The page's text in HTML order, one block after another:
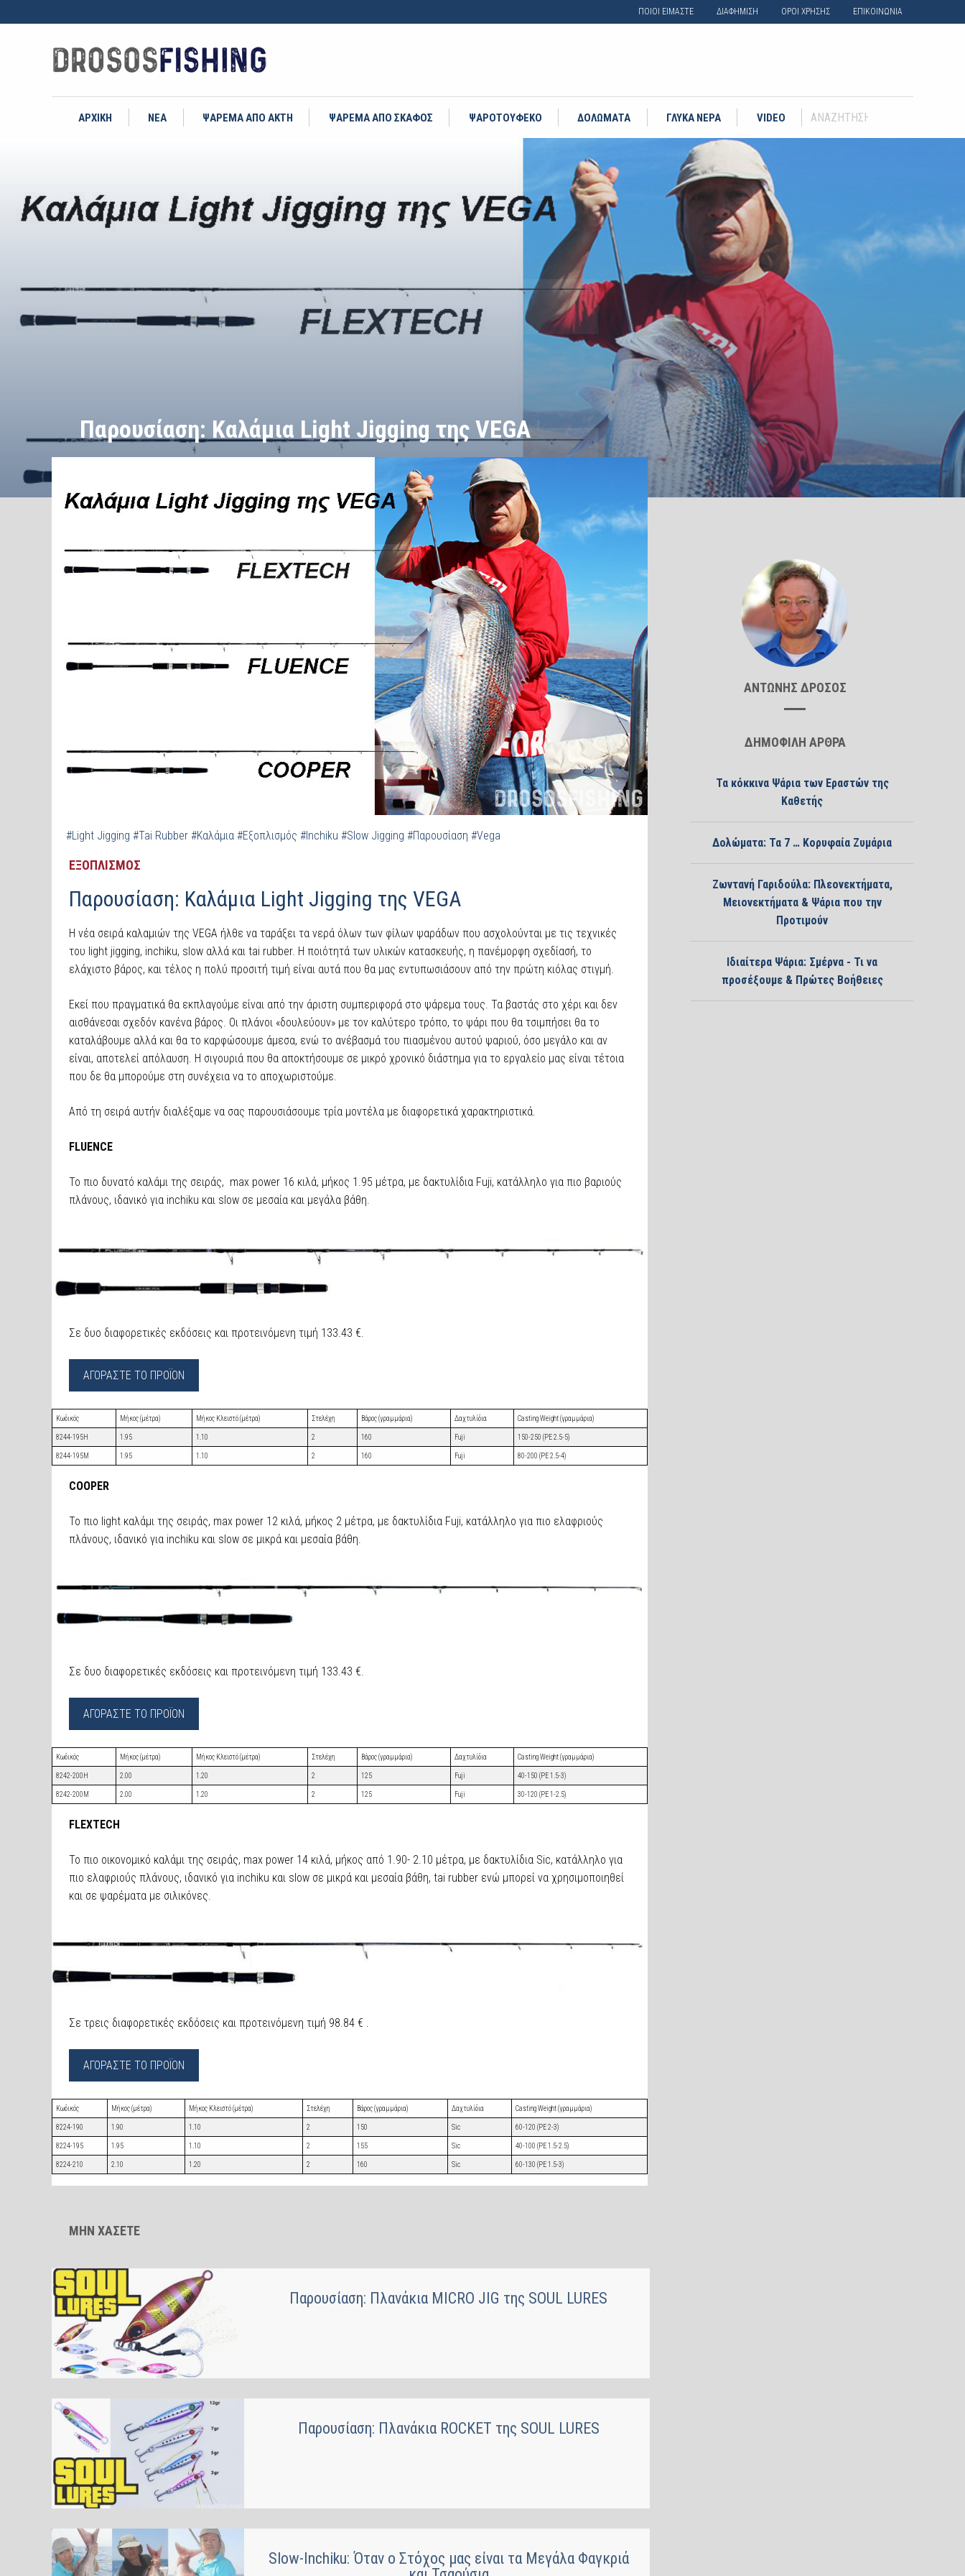
ΠΟΙΟΙ ΕΙΜΑΣΤΕ ΔΙΑΦΗΜΙΣΗ ΟΡΟΙ ΧΡΗΣΗΣ ΕΠΙΚΟΙΝΩΝΙΑ
ΑΡΧΙΚΗ ΝΕΑ ΨΑΡΕΜΑ ΑΠΟ ΑΚΤΗ ΨΑΡΕΜΑ ΑΠΟ ΣΚΑΦΟΣ ΨΑΡΟΤΟΥΦΕΚΟ ΔΟΛΩΜΑΤΑ ΓΛΥΚΑ ΝΕΡΑ VIDEO
Παρουσίαση: Καλάμια Light Jigging της VEGA
#Light Jigging #Tai Rubber #Καλάμια #Εξοπλισμός #Inchiku #Slow Jigging #Παρουσίαση #Vega
ΕΞΟΠΛΙΣΜΟΣ
Παρουσίαση: Καλάμια Light Jigging της VEGA
Η νέα σειρά καλαμιών της VEGA ήλθε να ταράξει τα νερά όλων των φίλων ψαράδων που ασχολούνται με τις τεχνικές
του light jigging, inchiku, slow αλλά και tai rubber. Η ποιότητά των υλικών κατασκευής, η πανέμορφη σχεδίασή, το
ελάχιστο βάρος, και τέλος η πολύ προσιτή τιμή είναι αυτά που θα μας εντυπωσιάσουν από την πρώτη κιόλας στιγμή.
Εκεί που πραγματικά θα εκπλαγούμε είναι από την άριστη συμπεριφορά στο ψάρεμα τους. Τα βαστάς στο χέρι και δεν
αισθάνεσαι σχεδόν κανένα βάρος. Οι πλάνοι «δουλεύουν» με τον καλύτερο τρόπο, το ψάρι που θα τσιμπήσει θα το
καταλάβουμε αλλά και θα το καρφώσουμε άμεσα, ενώ το ανέβασμά του πιασμένου αυτού ψαριού, όσο μεγάλο και αν
είναι, αποτελεί απόλαυση. Η σιγουριά που θα αποκτήσουμε σε μικρό χρονικό διάστημα για το εργαλείο μας είναι τέτοια
που δε θα μπορούμε στη συνέχεια να το αποχωριστούμε.
Από τη σειρά αυτήν διαλέξαμε να σας παρουσιάσουμε τρία μοντέλα με διαφορετικά χαρακτηριστικά.
FLUENCE
Το πιο δυνατό καλάμι της σειράς, max power 16 κιλά, μήκος 1.95 μέτρα, με δακτυλίδια Fuji, κατάλληλο για πιο βαριούς
πλάνους, ιδανικό για inchiku και slow σε μεσαία και μεγάλα βάθη.
Σε δυο διαφορετικές εκδόσεις και προτεινόμενη τιμή 133.43 €.
ΑΓΟΡΑΣΤΕ ΤΟ ΠΡΟΪΟΝ
Κωδικός Μήκος (μέτρα) Μήκος Κλειστό (μέτρα) Στελέχη Βάρος (γραμμάρια) Δαχτυλίδια Casting Weight (γραμμάρια)
8244-195H 1.95 1.10 2 160 Fuji 150-250 (PE 2.5-5)
8244-195M 1.95 1.10 2 160 Fuji 80-200 (PE 2.5-4)
COOPER
Το πιο light καλάμι της σειράς, max power 12 κιλά, μήκος 2 μέτρα, με δακτυλίδια Fuji, κατάλληλο για πιο ελαφριούς
πλάνους, ιδανικό για inchiku και slow σε μικρά και μεσαία βάθη.
Σε δυο διαφορετικές εκδόσεις και προτεινόμενη τιμή 133.43 €.
ΑΓΟΡΑΣΤΕ ΤΟ ΠΡΟΪΟΝ
Κωδικός Μήκος (μέτρα) Μήκος Κλειστό (μέτρα) Στελέχη Βάρος (γραμμάρια) Δαχτυλίδια Casting Weight (γραμμάρια)
8242-200H 2.00 1.20 2 125 Fuji 40-150 (PE 1.5-3)
8242-200M 2.00 1.20 2 125 Fuji 30-120 (PE 1-2.5)
FLEXTECH
Το πιο οικονομικό καλάμι της σειράς, max power 14 κιλά, μήκος από 1.90- 2.10 μέτρα, με δακτυλίδια Sic, κατάλληλο για
πιο ελαφριούς πλάνους, ιδανικό για inchiku και slow σε μικρά και μεσαία βάθη, tai rubber ενώ μπορεί να χρησιμοποιηθεί
και σε ψαρέματα με σιλικόνες.
Σε τρεις διαφορετικές εκδόσεις και προτεινόμενη τιμή 98.84 € .
ΑΓΟΡΑΣΤΕ ΤΟ ΠΡΟΪΟΝ
Κωδικός Μήκος (μέτρα) Μήκος Κλειστό (μέτρα) Στελέχη Βάρος (γραμμάρια) Δαχτυλίδια Casting Weight (γραμμάρια)
8224-190 1.90 1.10 2 150 Sic 60-120 (PE 2-3)
8224-195 1.95 1.10 2 155 Sic 40-100 (PE 1.5-2.5)
8224-210 2.10 1.20 2 160 Sic 60-130 (PE 1.5-3)
ΜΗΝ ΧΑΣΕΤΕ
Παρουσίαση: Πλανάκια MICRO JIG της SOUL LURES
Παρουσίαση: Πλανάκια ROCKET της SOUL LURES
Slow-Inchiku: Όταν ο Στόχος μας είναι τα Μεγάλα Φαγκριά
ΑΝΤΩΝΗΣ ΔΡΟΣΟΣ
ΔΗΜΟΦΙΛΗ ΑΡΘΡΑ
Τα κόκκινα Ψάρια των Εραστών της
Καθετής
Δολώματα: Τα 7 … Κορυφαία Ζυμάρια
Ζωντανή Γαριδούλα: Πλεονεκτήματα,
Μειονεκτήματα & Ψάρια που την
Προτιμούν
Ιδιαίτερα Ψάρια: Σμέρνα - Τι να
προσέξουμε & Πρώτες Βοήθειες